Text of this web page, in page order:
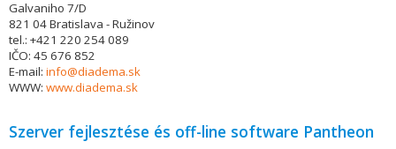
Galvaniho 7/D
821 04 Bratislava - Ružinov
tel.: +421 220 254 089
IČO: 45 676 852
E-mail: info@diadema.sk
WWW: www.diadema.sk
Szerver fejlesztése és off-line software Pantheon